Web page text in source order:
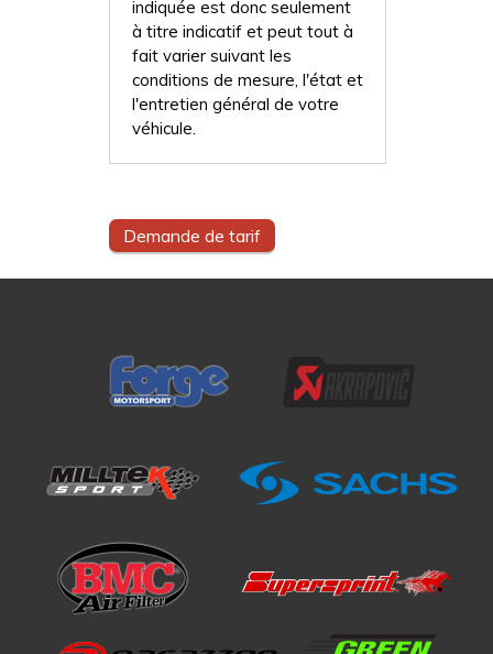
indiquée est donc seulement
à titre indicatif et peut tout à
fait varier suivant les
conditions de mesure, l'état et
l'entretien général de votre
véhicule.
Demande de tarif